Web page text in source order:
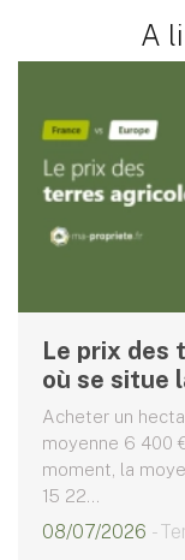
A
Le prix des
où se situe
Acheter un
moyenne 6 400
moment, la
15 22...
08/07/2026 -